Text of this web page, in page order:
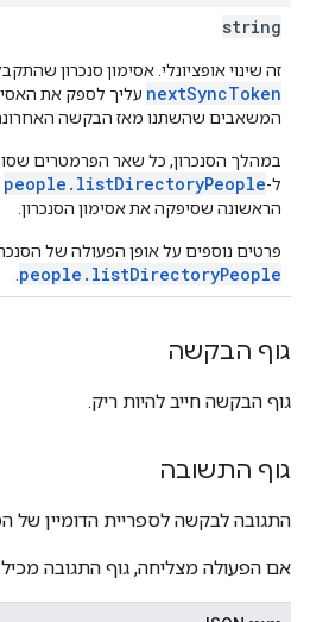
string
זה שינוי אופציונלי. אסימון סנכרון
nextSyncToken עליך לספק את
המשאבים שהשתנו מאז הבקשה
במהלך הסנכרון, כל שאר הפרמטרים
ל-people.listDirectoryPeople
הראשונה שסיפקה את אסימון הסנכרון.
פרטים נוספים על אופן הפעולה של
people.listDirectoryPeople
גוף הבקשה
גוף הבקשה חייב להיות ריק.
גוף התשובה
התגובה לבקשה לספריית הדומיין
אם הפעולה מצליחה, גוף התגובה